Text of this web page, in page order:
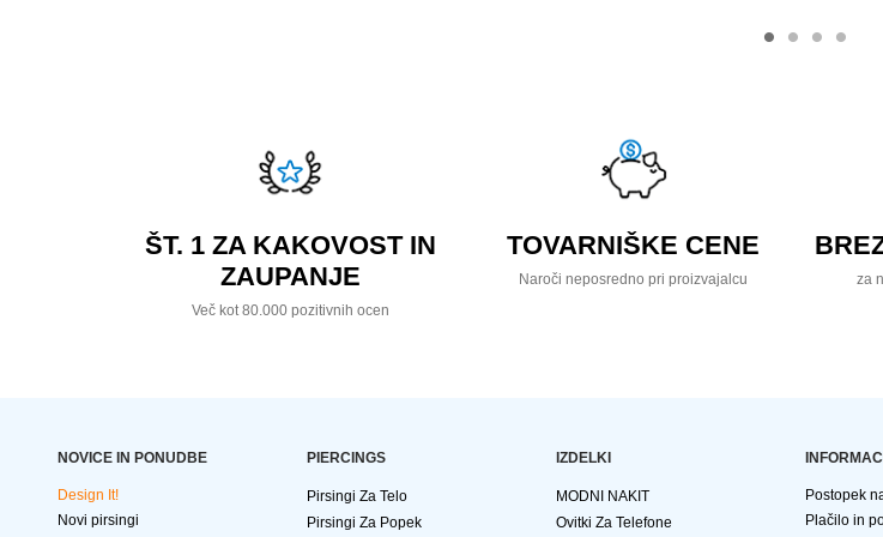
ŠT. 1 ZA KAKOVOST IN
ZAUPANJE
Več kot 80.000 pozitivnih ocen
TOVARNIŠKE CENE
Naroči neposredno pri proizvajalcu za
NOVICE IN PONUDBE
Design It!
Novi pirsingi
PIERCINGS
Pirsingi Za Telo
Pirsingi Za Popek
IZDELKI
MODNI NAKIT
Ovitki Za Telefone
Postopek
Plačilo in